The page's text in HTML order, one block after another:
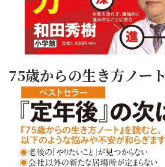
75歳からの生き方ノート